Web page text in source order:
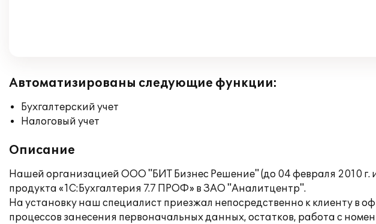
Автоматизированы следующие функции:
Бухгалтерский учет
Налоговый учет
Описание
Нашей организацией ООО "БИТ Бизнес Решение" (до 04 февраля 2010
продукта «1С:Бухгалтерия 7.7 ПРОФ» в ЗАО "Аналитцентр".
На установку наш специалист приезжал непосредственно к клиенту в
процессов занесения первоначальных данных, остатков, работа с